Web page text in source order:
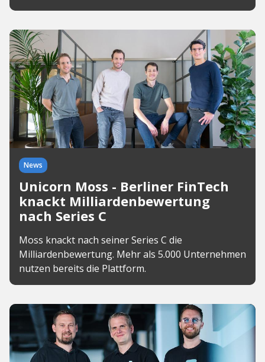
News
Unicorn Moss - Berliner FinTech
knackt Milliardenbewertung
nach Series C
Moss knackt nach seiner Series C die
Milliardenbewertung. Mehr als 5.000 Unternehmen
nutzen bereits die Plattform.